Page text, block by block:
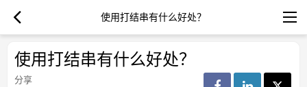
使用打结串有什么好处？
使用打结串有什么好处？
分享